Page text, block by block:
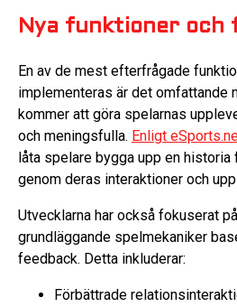
Nya funktioner
En av de mest efterfrågade
implementeras är det omfattande
kommer att göra spelarnas
och meningsfulla. Enligt
låta spelare bygga upp en historia
genom deras interaktioner och
Utvecklarna har också fokuserat
grundläggande spelmekaniker
feedback. Detta inkluderar:
Förbättrade